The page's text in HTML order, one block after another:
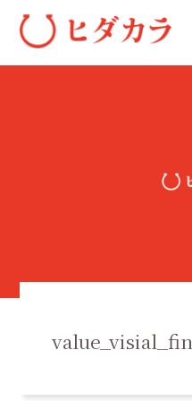
value_visial_fin